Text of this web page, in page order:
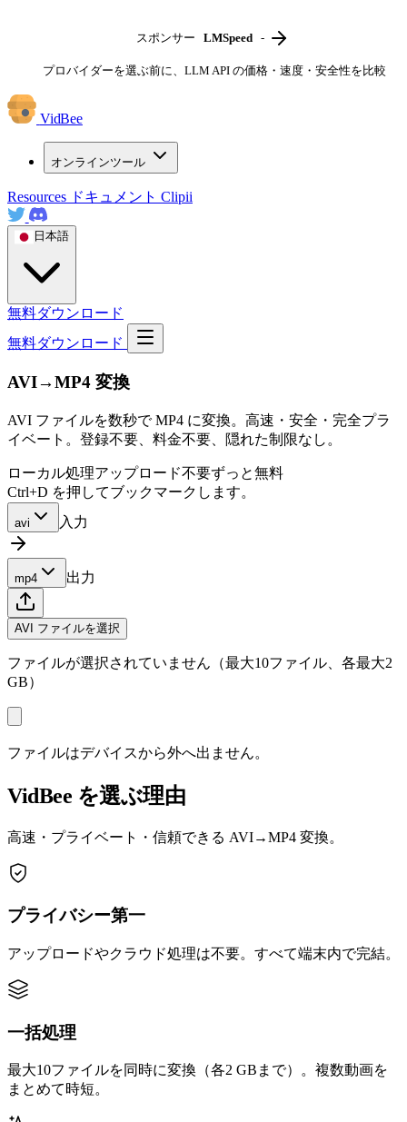
スポンサー LMSpeed -
プロバイダーを選ぶ前に、LLM API の価格・速度・安全性を比較
VidBee
オンラインツール
Resources ドキュメント Clipii
日本語
無料ダウンロード
無料ダウンロード
AVI→MP4 変換
AVI ファイルを数秒で MP4 に変換。高速・安全・完全プラ
イベート。登録不要、料金不要、隠れた制限なし。
ローカル処理アップロード不要ずっと無料
Ctrl+D を押してブックマークします。
avi 入力
mp4 出力
AVI ファイルを選択
ファイルが選択されていません（最大10ファイル、各最大2
GB）
ファイルはデバイスから外へ出ません。
VidBee を選ぶ理由
高速・プライベート・信頼できる AVI→MP4 変換。
プライバシー第一
アップロードやクラウド処理は不要。すべて端末内で完結。
一括処理
最大10ファイルを同時に変換（各2 GBまで）。複数動画を
まとめて時短。